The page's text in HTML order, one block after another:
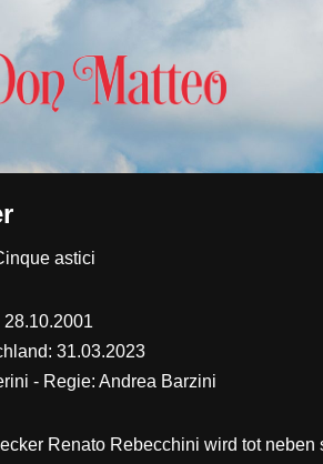
astici
31.03.2023
- Regie: Andrea Barzini
Renato Rebecchini wird tot